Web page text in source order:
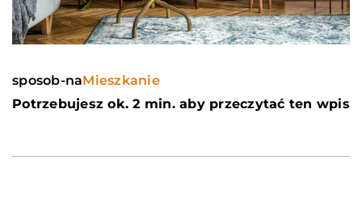
sposob-naMieszkanie
Potrzebujesz ok. 2 min. aby przeczytać ten wpis